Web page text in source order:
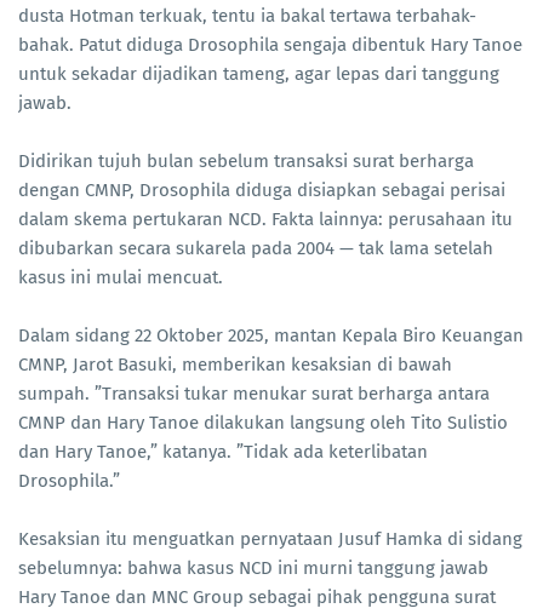
dusta Hotman terkuak, tentu ia bakal tertawa terbahak-
bahak. Patut diduga Drosophila sengaja dibentuk Hary Tanoe
untuk sekadar dijadikan tameng, agar lepas dari tanggung
jawab.
Didirikan tujuh bulan sebelum transaksi surat berharga
dengan CMNP, Drosophila diduga disiapkan sebagai perisai
dalam skema pertukaran NCD. Fakta lainnya: perusahaan itu
dibubarkan secara sukarela pada 2004 — tak lama setelah
kasus ini mulai mencuat.
Dalam sidang 22 Oktober 2025, mantan Kepala Biro Keuangan
CMNP, Jarot Basuki, memberikan kesaksian di bawah
sumpah. ”Transaksi tukar menukar surat berharga antara
CMNP dan Hary Tanoe dilakukan langsung oleh Tito Sulistio
dan Hary Tanoe,” katanya. ”Tidak ada keterlibatan
Drosophila.”
Kesaksian itu menguatkan pernyataan Jusuf Hamka di sidang
sebelumnya: bahwa kasus NCD ini murni tanggung jawab
Hary Tanoe dan MNC Group sebagai pihak pengguna surat